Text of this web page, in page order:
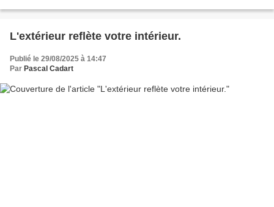
L'extérieur reflète votre intérieur.
Publié le 29/08/2025 à 14:47
Par Pascal Cadart